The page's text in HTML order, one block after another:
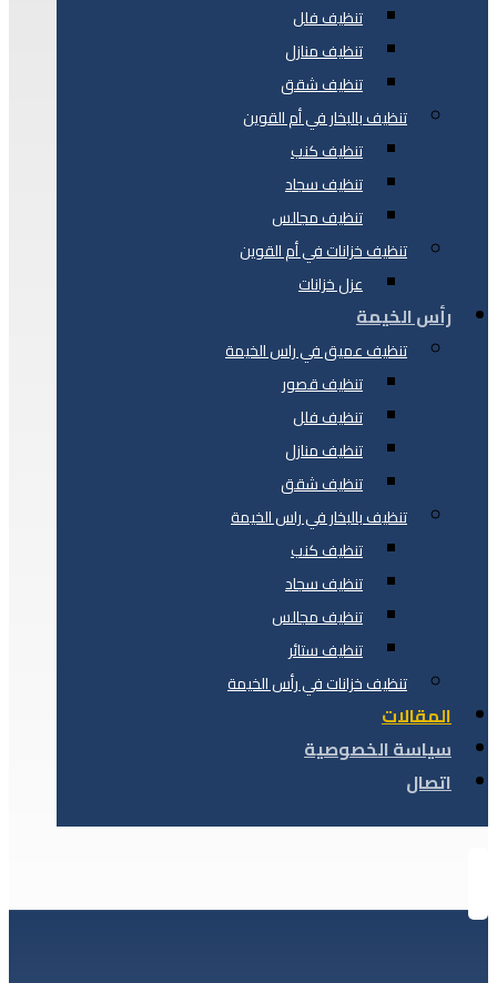
تنظيف فلل
تنظيف منازل
تنظيف شقق
تنظيف بالبخار في أم القوين
تنظيف كنب
تنظيف سجاد
تنظيف مجالس
تنظيف خزانات في أم القوين
عزل خزانات
رأس الخيمة
تنظيف عميق في راس الخيمة
تنظيف قصور
تنظيف فلل
تنظيف منازل
تنظيف شقق
تنظيف بالبخار في راس الخيمة
تنظيف كنب
تنظيف سجاد
تنظيف مجالس
تنظيف ستائر
تنظيف خزانات في رأس الخيمة
المقالات
سياسة الخصوصية
اتصال